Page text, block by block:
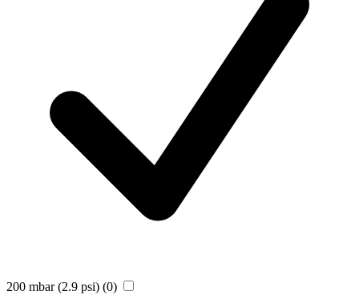
200 mbar (2.9 psi) (0)